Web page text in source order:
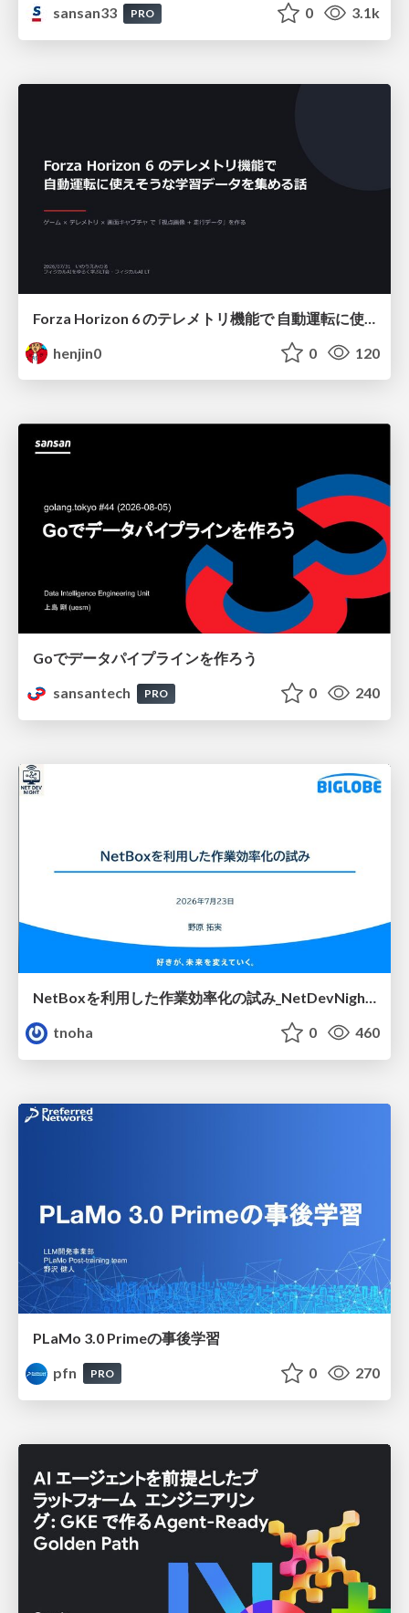
sansan33 PRO 0 3.1k
henjin0
0 120
Goでデータパイプラインを作ろう
sansantech
PRO 0 240
NetBoxを利用した作業効率化の試み_NetDevNight4
tnoha
0 460
PLaMo 3.0 Primeの事後学習
pfn
PRO 0 270